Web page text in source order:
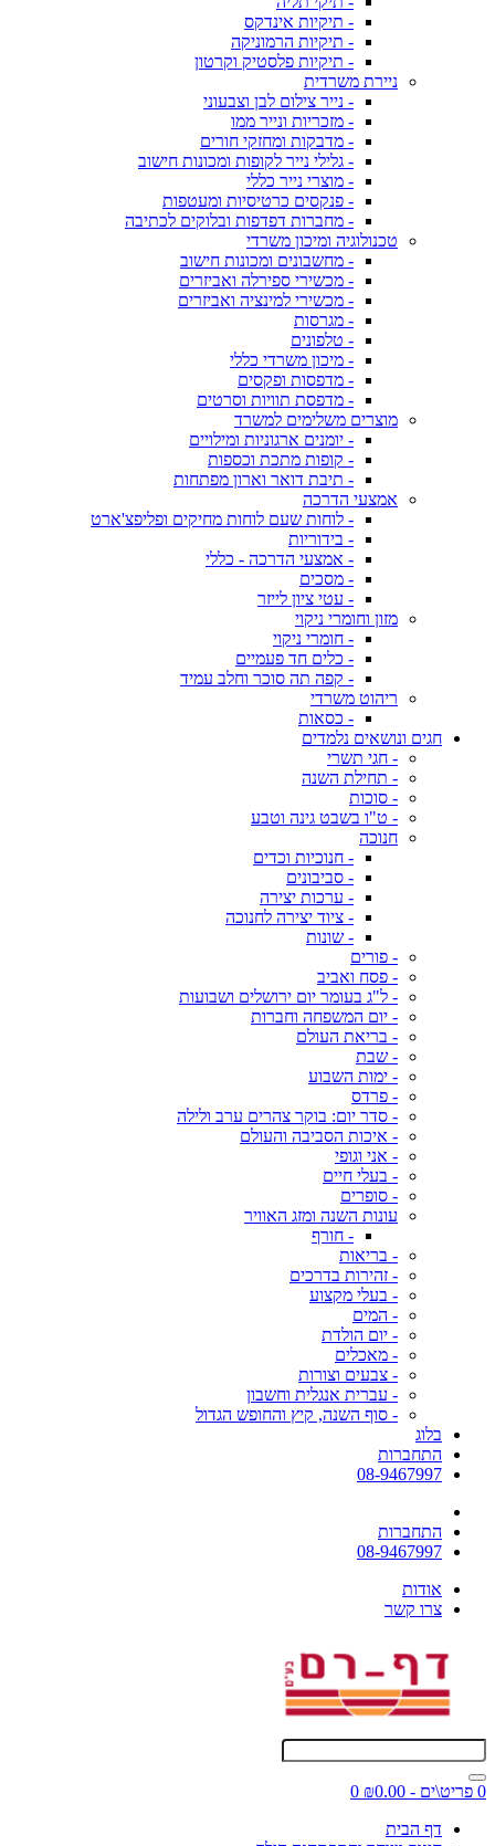
- תיקיות אינדקס
- תיקיות הרמוניקה
- תיקיות פלסטיק וקרטון
ניירת משרדית
- נייר צילום לבן וצבעוני
- מזכריות ונייר ממו
- מדבקות ומחזקי חורים
- גלילי נייר לקופות ומכונות חישוב
- מוצרי נייר כללי
- פנקסים כרטיסיות ומעטפות
- מחברות דפדפות ובלוקים לכתיבה
טכנולוגיה ומיכון משרדי
- מחשבונים ומכונות חישוב
- מכשירי ספירלה ואביזרים
- מכשירי למינציה ואביזרים
- מגרסות
- טלפונים
- מיכון משרדי כללי
- מדפסות ופקסים
- מדפסת תוויות וסרטים
מוצרים משלימים למשרד
- יומנים ארגוניות ומילויים
- קופות מתכת וכספות
- תיבת דואר וארון מפתחות
אמצעי הדרכה
- לוחות שעם לוחות מחיקים ופליפצ'ארט
- בידוריות
- אמצעי הדרכה - כללי
- מסכים
- עטי ציון לייזר
מזון וחומרי ניקוי
- חומרי ניקוי
- כלים חד פעמיים
- קפה תה סוכר וחלב עמיד
ריהוט משרדי
- כסאות
חגים ונושאים נלמדים
- חגי תשרי
- תחילת השנה
- סוכות
- ט"ו בשבט גינה וטבע
חנוכה
- חנוכיות וכדים
- סביבונים
- ערכות יצירה
- ציוד יצירה לחנוכה
- שונות
- פורים
- פסח ואביב
- ל"ג בעומר יום ירושלים ושבועות
- יום המשפחה וחברות
- בריאת העולם
- שבת
- ימות השבוע
- פרדס
- סדר יום: בוקר צהרים ערב ולילה
- איכות הסביבה והעולם
- אני וגופי
- בעלי חיים
- סופרים
עונות השנה ומזג האוויר
- חורף
- בריאות
- זהירות בדרכים
- בעלי מקצוע
- המים
- יום הולדת
- מאכלים
- צבעים וצורות
- עברית אנגלית וחשבון
- סוף השנה, קיץ והחופש הגדול
בלוג
התחברות
08-9467997
התחברות
08-9467997
אודות
צרו קשר
0 פריט\ים - ₪0.00
0
דף הבית